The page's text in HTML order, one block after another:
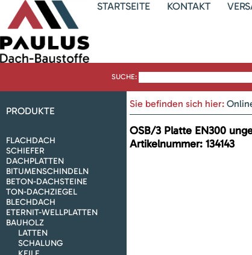
STARTSEITE KONTAKT
SUCHE:
PRODUKTE
FLACHDACH
SCHIEFER
DACHPLATTEN
BITUMENSCHINDELN
BETON-DACHSTEINE
TON-DACHZIEGEL
BLECHDACH
ETERNIT-WELLPLATTEN
BAUHOLZ
LATTEN
SCHALUNG
Sie befinden sich hier:
OSB/3 Platte EN300
Artikelnummer: 134143